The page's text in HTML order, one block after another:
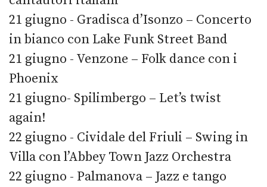
21 giugno - Gradisca d’Isonzo – Concerto
in bianco con Lake Funk Street Band
21 giugno - Venzone – Folk dance con i
Phoenix
21 giugno- Spilimbergo – Let’s twist
again!
22 giugno - Cividale del Friuli – Swing in
Villa con l’Abbey Town Jazz Orchestra
22 giugno - Palmanova – Jazz e tango